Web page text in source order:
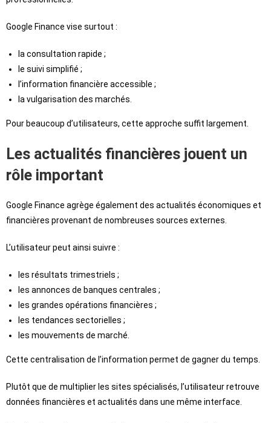
Google Finance vise surtout :
la consultation rapide ;
le suivi simplifié ;
l’information financière accessible ;
la vulgarisation des marchés.
Pour beaucoup d’utilisateurs, cette approche suffit largement.
Les actualités financières jouent un
rôle important
Google Finance agrège également des actualités économiques et
financières provenant de nombreuses sources externes.
L’utilisateur peut ainsi suivre :
les résultats trimestriels ;
les annonces de banques centrales ;
les grandes opérations financières ;
les tendances sectorielles ;
les mouvements de marché.
Cette centralisation de l’information permet de gagner du temps.
Plutôt que de multiplier les sites spécialisés, l’utilisateur retrouve
données financières et actualités dans une même interface.